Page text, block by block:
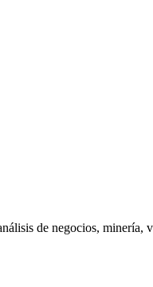
de negocios, minería,